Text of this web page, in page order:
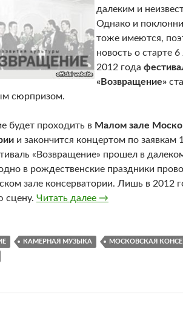
далеким и
Однако и
тоже имеются,
новость о старте 6
2012 года
«Возвращение»
сюрпризом.
будет проходить в Малом зале
и закончится концертом по заявкам
«Возвращение» прошел в
в рождественские праздники
зале консерватории. Лишь в 2012
сцену. Читать далее 6 января
→
КАМЕРНАЯ МУЗЫКА МОСКОВСКАЯ